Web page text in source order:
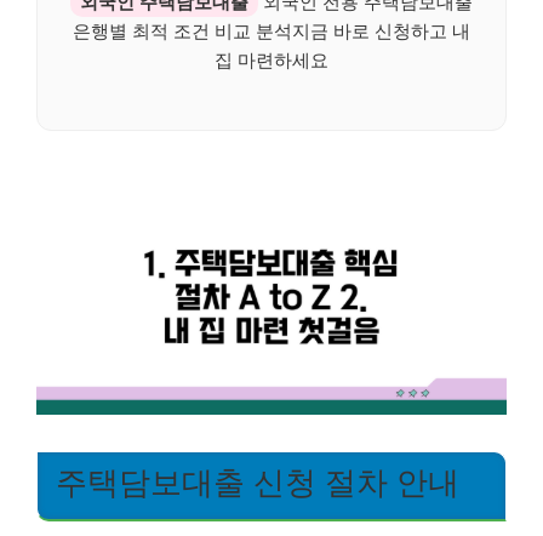
은행별 최적 조건 비교 분석지금 바로 신청하고 내
집 마련하세요
주택담보대출 신청 절차 안내